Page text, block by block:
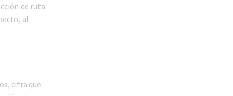
de ruta
al
cifra que